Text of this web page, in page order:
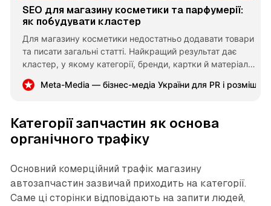
SEO для магазину косметики та парфумерії:
як побудувати кластер
Для магазину косметики недостатньо додавати товари
та писати загальні статті. Найкращий результат дає
кластер, у якому категорії, бренди, картки й матеріали
відповідають різним етапам вибору та логічно ведуть
покупця від питання до відповідного асортименту.
Meta-Media — бізнес-медіа України для PR і
Категорії запчастин як основа
органічного трафіку
Основний комерційний трафік магазину
автозапчастин зазвичай приходить на категорії.
Саме ці сторінки відповідають на запити людей,